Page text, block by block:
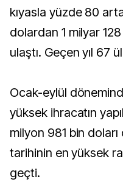
kıyasla yüzde 80
dolardan 1 milyar
ulaştı. Geçen yıl 67
Ocak-eylül
yüksek ihracatın
milyon 981 bin
tarihinin en yüksek
geçti.